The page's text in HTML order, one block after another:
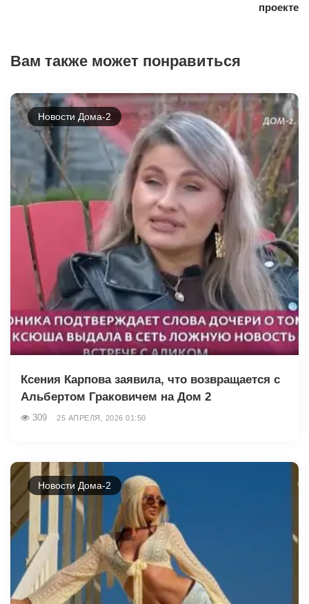
проекте
Вам также может понравиться
Новости Дома-2
Ксения Карпова заявила, что возвращается с
Альбертом Граковичем на Дом 2
309 25 АПРЕЛЯ, 2026 01:50
Новости Дома-2